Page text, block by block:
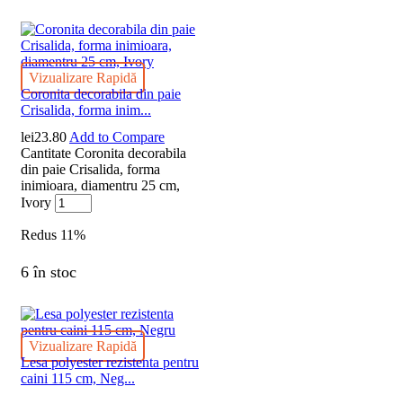
Vizualizare Rapidă
Coronita decorabila din paie
Crisalida, forma inim...
lei23.80 Add to Compare
Cantitate Coronita decorabila
din paie Crisalida, forma
inimioara, diamentru 25 cm,
Ivory
Redus 11%
6 în stoc
Vizualizare Rapidă
Lesa polyester rezistenta pentru
caini 115 cm, Neg...